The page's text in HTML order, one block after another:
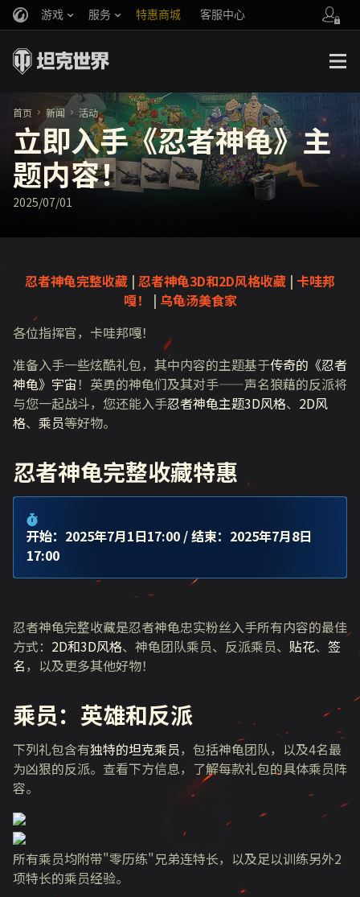
游戏 服务 特惠商城 客服中心
你好，吾久
万圣节
《以战止战》
官方自媒体
首页 新闻 活动
立即入手《忍者神龟》主
题内容！
2025/07/01
忍者神龟完整收藏 | 忍者神龟3D和2D风格收藏 | 卡哇邦
嘎！
| 乌龟汤美食家
各位指挥官，卡哇邦嘎！
准备入手一些炫酷礼包，其中内容的主题基于传奇的《忍者
神龟》宇宙！英勇的神龟们及其对手——声名狼藉的反派将
与您一起战斗，您还能入手忍者神龟主题3D风格、 2D风
格、 乘员等好物。
忍者神龟完整收藏特惠
开始：2025年7月1日17:00 / 结束：2025年7月8日
17:00
忍者神龟完整收藏是忍者神龟忠实粉丝入手所有内容的最佳
方式： 2D和3D风格、神龟团队乘员、反派乘员、 贴花、 签
名，以及更多其他好物！
乘员：英雄和反派
下列礼包含有独特的坦克乘员，包括神龟团队，以及4名最
为凶狠的反派。查看下方信息，了解每款礼包的具体乘员阵
容。
所有乘员均附带"零历练"兄弟连特长，以及足以训练另外2
项特长的乘员经验。